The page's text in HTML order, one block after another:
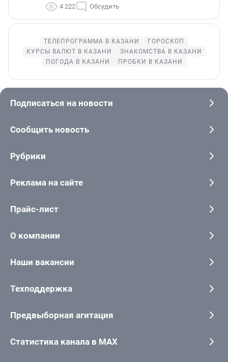
4 222 Обсудить
ТЕЛЕПРОГРАММА В КАЗАНИ
ГОРОСКОП
КУРСЫ ВАЛЮТ В КАЗАНИ
ЗНАКОМСТВА В КАЗАНИ
ПОГОДА В КАЗАНИ
ПРОБКИ В КАЗАНИ
Подписаться на новости
Сообщить новость
Рубрики
Реклама на сайте
Прайс-лист
О компании
Наши вакансии
Техподдержка
Предвыборная агитация
Статистика канала в MAX